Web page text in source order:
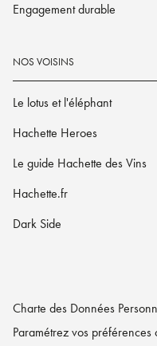
Engagement durable
NOS VOISINS
Le lotus et l'éléphant
Hachette Heroes
Le guide Hachette des Vins
Hachette.fr
Dark Side
Charte des Données
Paramétrez vos préférences